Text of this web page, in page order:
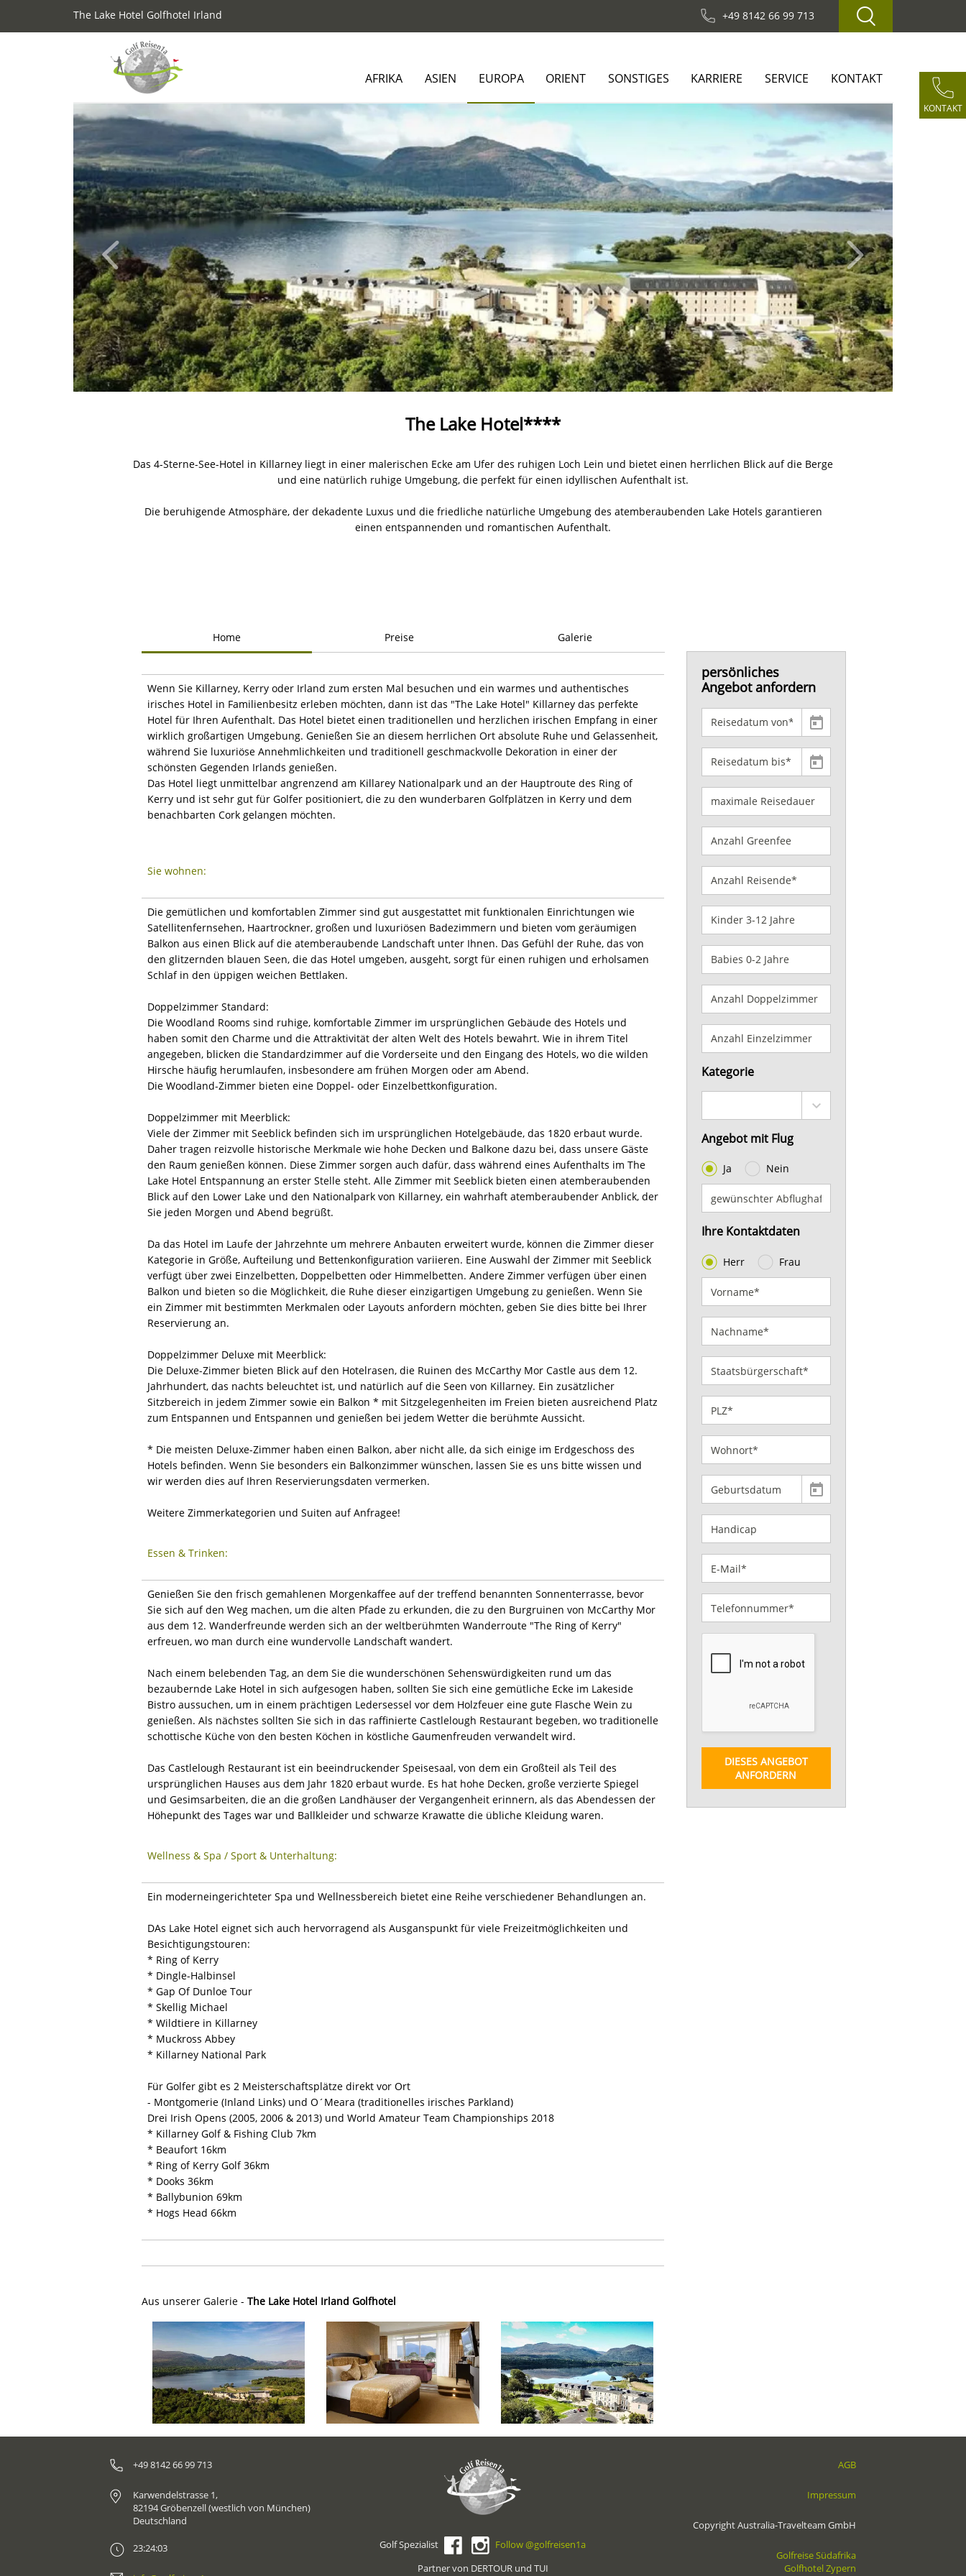
The Lake Hotel Golfhotel Irland +49 8142 66 99 713
KONTAKT
AFRIKA ASIEN EUROPA ORIENT SONSTIGES KARRIERE SERVICE KONTAKT
Previous Next
The Lake Hotel****
Das 4-Sterne-See-Hotel in Killarney liegt in einer malerischen Ecke am Ufer des ruhigen Loch Lein und bietet einen herrlichen Blick auf die Berge
und eine natürlich ruhige Umgebung, die perfekt für einen idyllischen Aufenthalt ist.
Die beruhigende Atmosphäre, der dekadente Luxus und die friedliche natürliche Umgebung des atemberaubenden Lake Hotels garantieren
einen entspannenden und romantischen Aufenthalt.
Home Preise Galerie
Wenn Sie Killarney, Kerry oder Irland zum ersten Mal besuchen und ein warmes und authentisches
irisches Hotel in Familienbesitz erleben möchten, dann ist das "The Lake Hotel" Killarney das perfekte
Hotel für Ihren Aufenthalt. Das Hotel bietet einen traditionellen und herzlichen irischen Empfang in einer
wirklich großartigen Umgebung. Genießen Sie an diesem herrlichen Ort absolute Ruhe und Gelassenheit,
während Sie luxuriöse Annehmlichkeiten und traditionell geschmackvolle Dekoration in einer der
schönsten Gegenden Irlands genießen.
Das Hotel liegt unmittelbar angrenzend am Killarey Nationalpark und an der Hauptroute des Ring of
Kerry und ist sehr gut für Golfer positioniert, die zu den wunderbaren Golfplätzen in Kerry und dem
benachbarten Cork gelangen möchten.
Sie wohnen:
Die gemütlichen und komfortablen Zimmer sind gut ausgestattet mit funktionalen Einrichtungen wie
Satellitenfernsehen, Haartrockner, großen und luxuriösen Badezimmern und bieten vom geräumigen
Balkon aus einen Blick auf die atemberaubende Landschaft unter Ihnen. Das Gefühl der Ruhe, das von
den glitzernden blauen Seen, die das Hotel umgeben, ausgeht, sorgt für einen ruhigen und erholsamen
Schlaf in den üppigen weichen Bettlaken.
Doppelzimmer Standard:
Die Woodland Rooms sind ruhige, komfortable Zimmer im ursprünglichen Gebäude des Hotels und
haben somit den Charme und die Attraktivität der alten Welt des Hotels bewahrt. Wie in ihrem Titel
angegeben, blicken die Standardzimmer auf die Vorderseite und den Eingang des Hotels, wo die wilden
Hirsche häufig herumlaufen, insbesondere am frühen Morgen oder am Abend.
Die Woodland-Zimmer bieten eine Doppel- oder Einzelbettkonfiguration.
Doppelzimmer mit Meerblick:
Viele der Zimmer mit Seeblick befinden sich im ursprünglichen Hotelgebäude, das 1820 erbaut wurde.
Daher tragen reizvolle historische Merkmale wie hohe Decken und Balkone dazu bei, dass unsere Gäste
den Raum genießen können. Diese Zimmer sorgen auch dafür, dass während eines Aufenthalts im The
Lake Hotel Entspannung an erster Stelle steht. Alle Zimmer mit Seeblick bieten einen atemberaubenden
Blick auf den Lower Lake und den Nationalpark von Killarney, ein wahrhaft atemberaubender Anblick, der
Sie jeden Morgen und Abend begrüßt.
Da das Hotel im Laufe der Jahrzehnte um mehrere Anbauten erweitert wurde, können die Zimmer dieser
Kategorie in Größe, Aufteilung und Bettenkonfiguration variieren. Eine Auswahl der Zimmer mit Seeblick
verfügt über zwei Einzelbetten, Doppelbetten oder Himmelbetten. Andere Zimmer verfügen über einen
Balkon und bieten so die Möglichkeit, die Ruhe dieser einzigartigen Umgebung zu genießen. Wenn Sie
ein Zimmer mit bestimmten Merkmalen oder Layouts anfordern möchten, geben Sie dies bitte bei Ihrer
Reservierung an.
Doppelzimmer Deluxe mit Meerblick:
Die Deluxe-Zimmer bieten Blick auf den Hotelrasen, die Ruinen des McCarthy Mor Castle aus dem 12.
Jahrhundert, das nachts beleuchtet ist, und natürlich auf die Seen von Killarney. Ein zusätzlicher
Sitzbereich in jedem Zimmer sowie ein Balkon * mit Sitzgelegenheiten im Freien bieten ausreichend Platz
zum Entspannen und Entspannen und genießen bei jedem Wetter die berühmte Aussicht.
* Die meisten Deluxe-Zimmer haben einen Balkon, aber nicht alle, da sich einige im Erdgeschoss des
Hotels befinden. Wenn Sie besonders ein Balkonzimmer wünschen, lassen Sie es uns bitte wissen und
wir werden dies auf Ihren Reservierungsdaten vermerken.
Weitere Zimmerkategorien und Suiten auf Anfragee!
Essen & Trinken:
Genießen Sie den frisch gemahlenen Morgenkaffee auf der treffend benannten Sonnenterrasse, bevor
Sie sich auf den Weg machen, um die alten Pfade zu erkunden, die zu den Burgruinen von McCarthy Mor
aus dem 12. Wanderfreunde werden sich an der weltberühmten Wanderroute "The Ring of Kerry"
erfreuen, wo man durch eine wundervolle Landschaft wandert.
Nach einem belebenden Tag, an dem Sie die wunderschönen Sehenswürdigkeiten rund um das
bezaubernde Lake Hotel in sich aufgesogen haben, sollten Sie sich eine gemütliche Ecke im Lakeside
Bistro aussuchen, um in einem prächtigen Ledersessel vor dem Holzfeuer eine gute Flasche Wein zu
genießen. Als nächstes sollten Sie sich in das raffinierte Castlelough Restaurant begeben, wo traditionelle
schottische Küche von den besten Köchen in köstliche Gaumenfreuden verwandelt wird.
Das Castlelough Restaurant ist ein beeindruckender Speisesaal, von dem ein Großteil als Teil des
ursprünglichen Hauses aus dem Jahr 1820 erbaut wurde. Es hat hohe Decken, große verzierte Spiegel
und Gesimsarbeiten, die an die großen Landhäuser der Vergangenheit erinnern, als das Abendessen der
Höhepunkt des Tages war und Ballkleider und schwarze Krawatte die übliche Kleidung waren.
Wellness & Spa / Sport & Unterhaltung:
Ein moderneingerichteter Spa und Wellnessbereich bietet eine Reihe verschiedener Behandlungen an.
DAs Lake Hotel eignet sich auch hervorragend als Ausganspunkt für viele Freizeitmöglichkeiten und
Besichtigungstouren:
* Ring of Kerry
* Dingle-Halbinsel
* Gap Of Dunloe Tour
* Skellig Michael
* Wildtiere in Killarney
* Muckross Abbey
* Killarney National Park
Für Golfer gibt es 2 Meisterschaftsplätze direkt vor Ort
- Montgomerie (Inland Links) und O´Meara (traditionelles irisches Parkland)
Drei Irish Opens (2005, 2006 & 2013) und World Amateur Team Championships 2018
* Killarney Golf & Fishing Club 7km
* Beaufort 16km
* Ring of Kerry Golf 36km
* Dooks 36km
* Ballybunion 69km
* Hogs Head 66km
Aus unserer Galerie - The Lake Hotel Irland Golfhotel
persönliches
Angebot anfordern
Kategorie
Angebot mit Flug
Ja Nein
Ihre Kontaktdaten
Herr Frau
DIESES ANGEBOT
ANFORDERN
+49 8142 66 99 713
Karwendelstrasse 1,
82194 Gröbenzell (westlich von München)
Deutschland
23:24:03 Golf Spezialist
Follow @golfreisen1a
Partner von DERTOUR und TUI
AGB
Impressum
Copyright Australia-Travelteam GmbH
Golfreise Südafrika
Golfhotel Zypern